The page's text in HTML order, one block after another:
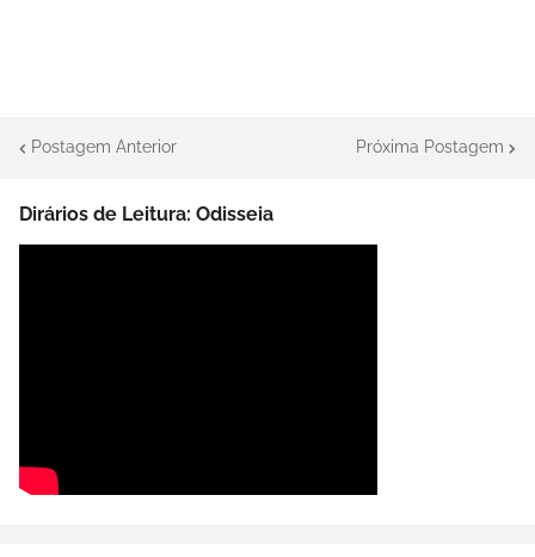
Postagem Anterior Próxima Postagem
Dirários de Leitura: Odisseia